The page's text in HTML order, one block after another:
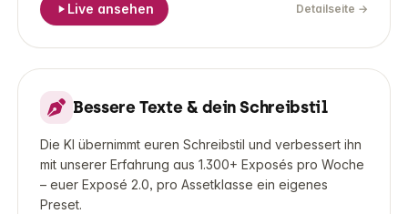
Live ansehen Detailseite →
KI-
Trainer
LIVE-DEMO
Bessere Texte & dein Schreibstil
Die KI übernimmt euren Schreibstil und verbessert ihn
mit unserer Erfahrung aus 1.300+ Exposés pro Woche
– euer Exposé 2.0, pro Assetklasse ein eigenes
Preset.